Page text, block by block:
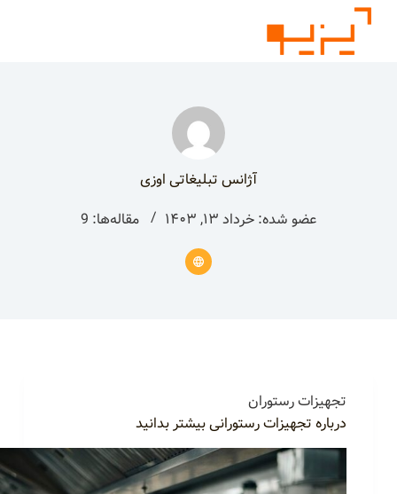
آژانس تبلیغاتی اوزی
عضو شده: خرداد ۱۳, ۱۴۰۳
مقاله‌ها: 9
تجهیزات رستوران
درباره تجهیزات رستورانی بیشتر بدانید